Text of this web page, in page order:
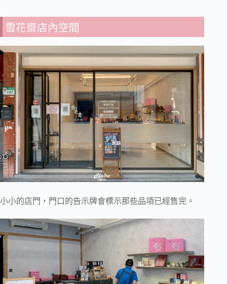
雪花齋店內空間
小小的店門，門口的告示牌會標示那些品項已經售完。